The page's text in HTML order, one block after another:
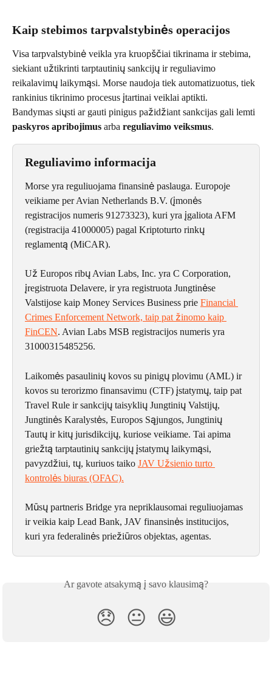
Kaip stebimos tarpvalstybinės operacijos
Visa tarpvalstybinė veikla yra kruopščiai tikrinama ir stebima,
siekiant užtikrinti tarptautinių sankcijų ir reguliavimo
reikalavimų laikymąsi. Morse naudoja tiek automatizuotus, tiek
rankinius tikrinimo procesus įtartinai veiklai aptikti.
Bandymas siųsti ar gauti pinigus pažidžiant sankcijas gali lemti
paskyros apribojimus arba reguliavimo veiksmus.
Reguliavimo informacija
Morse yra reguliuojama finansinė paslauga. Europoje
veikiame per Avian Netherlands B.V. (įmonės
registracijos numeris 91273323), kuri yra įgaliota AFM
(registracija 41000005) pagal Kriptoturto rinkų
reglamentą (MiCAR).
Už Europos ribų Avian Labs, Inc. yra C Corporation,
įregistruota Delavere, ir yra registruota Jungtinėse
Valstijose kaip Money Services Business prie Financial
Crimes Enforcement Network, taip pat žinomo kaip
FinCEN. Avian Labs MSB registracijos numeris yra
31000315485256.
Laikomės pasaulinių kovos su pinigų plovimu (AML) ir
kovos su terorizmo finansavimu (CTF) įstatymų, taip pat
Travel Rule ir sankcijų taisyklių Jungtinių Valstijų,
Jungtinės Karalystės, Europos Sąjungos, Jungtinių
Tautų ir kitų jurisdikcijų, kuriose veikiame. Tai apima
griežtą tarptautinių sankcijų įstatymų laikymąsi,
pavyzdžiui, tų, kuriuos taiko JAV Užsienio turto
kontrolės biuras (OFAC).
Mūsų partneris Bridge yra nepriklausomai reguliuojamas
ir veikia kaip Lead Bank, JAV finansinės institucijos,
kuri yra federalinės priežiūros objektas, agentas.
Ar gavote atsakymą į savo klausimą?
😞 😐 😃